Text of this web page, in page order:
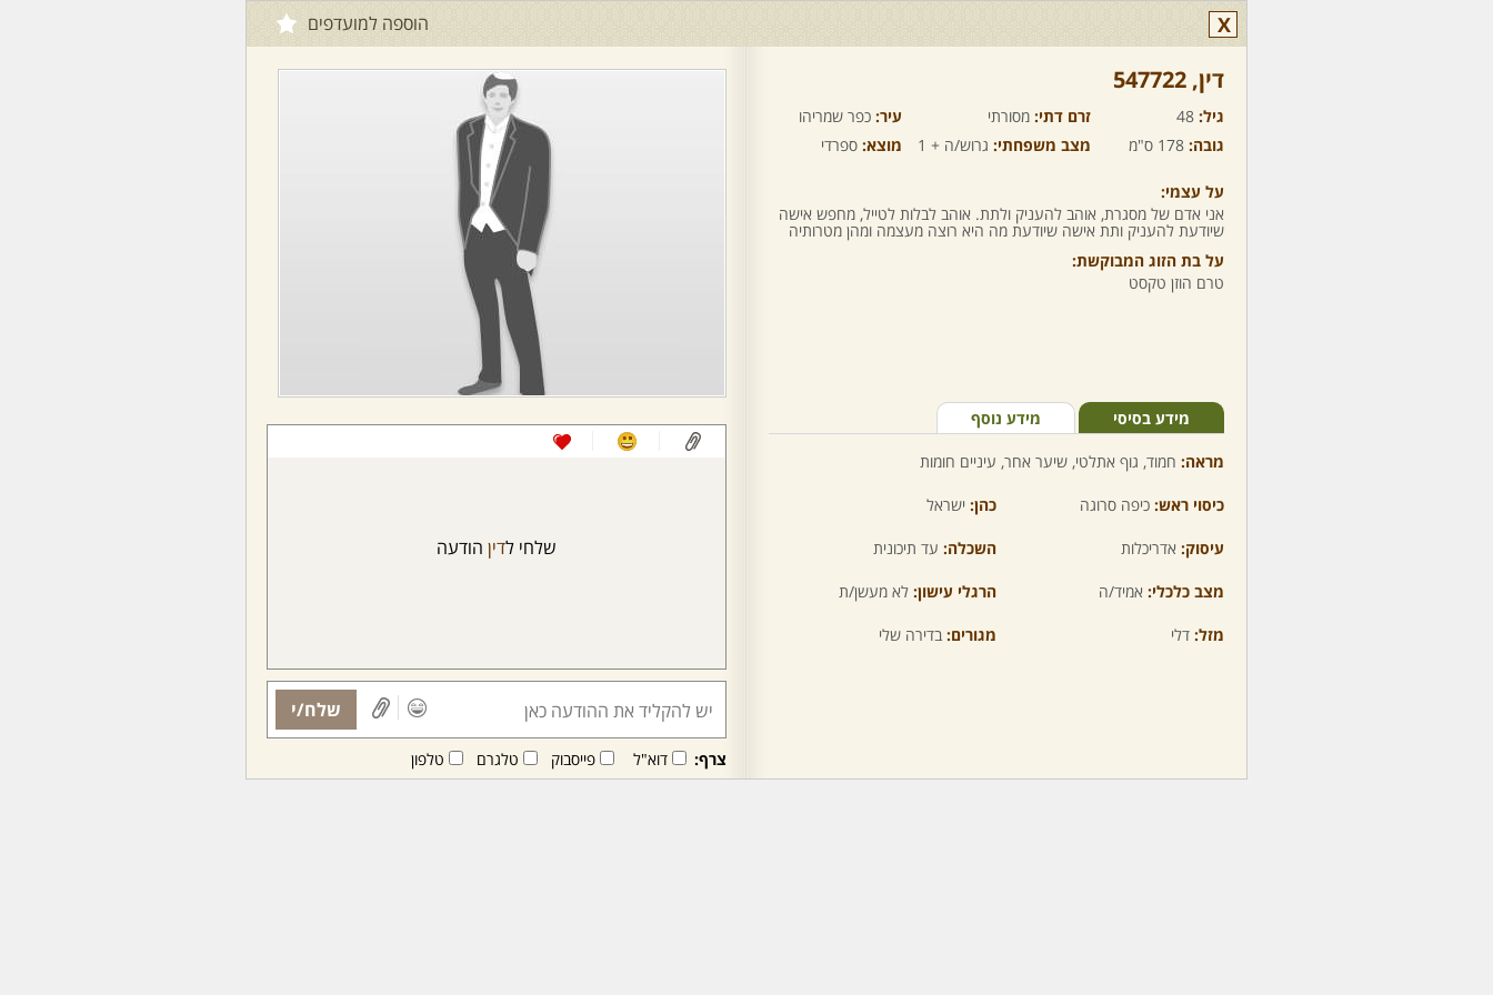
X הוספה למועדפים
דין,‏ 547722
גיל: 48 זרם דתי: מסורתי עיר: כפר שמריהו
גובה: 178 ס"מ מצב משפחתי: גרוש/ה + 1 מוצא: ספרדי
על עצמי:
אני אדם של מסגרת, אוהב להעניק ולתת. אוהב לבלות לטייל, מחפש אישה
שיודעת להעניק ותת אישה שיודעת מה היא רוצה מעצמה ומהן מטרותיה
על בת הזוג המבוקשת:
טרם הוזן טקסט
מידע בסיסי מידע נוסף
מראה: חמוד, גוף אתלטי, שיער אחר, עיניים חומות
כיסוי ראש: כיפה סרוגה כהן: ישראל
עיסוק: אדריכלות השכלה: עד תיכונית
מצב כלכלי: אמיד/ה הרגלי עישון: לא מעשן/ת
מזל: דלי מגורים: בדירה שלי
שלחי לדין הודעה
שלח/י
צרף: דוא"ל פייסבוק טלגרם טלפון